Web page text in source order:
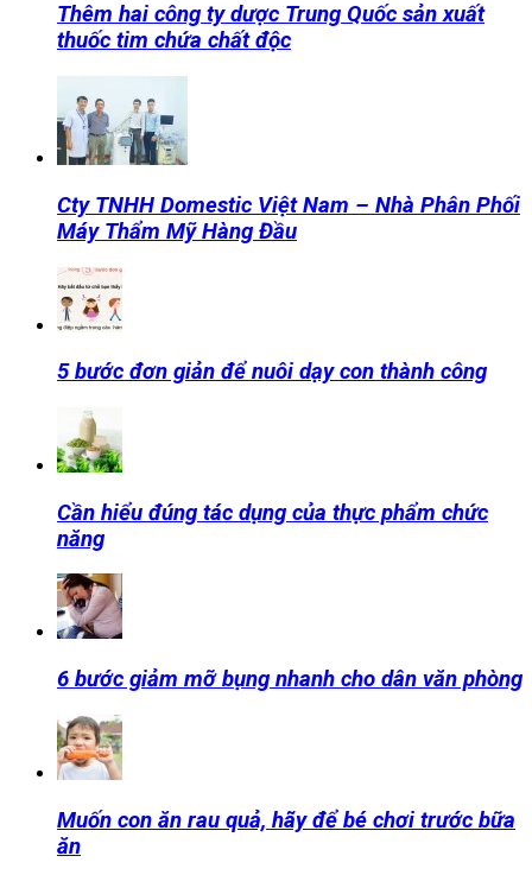
Thêm hai công ty dược Trung Quốc sản xuất
thuốc tim chứa chất độc
Cty TNHH Domestic Việt Nam – Nhà Phân Phối
Máy Thẩm Mỹ Hàng Đầu
5 bước đơn giản để nuôi dạy con thành công
Cần hiểu đúng tác dụng của thực phẩm chức
năng
6 bước giảm mỡ bụng nhanh cho dân văn phòng
Muốn con ăn rau quả, hãy để bé chơi trước bữa
ăn